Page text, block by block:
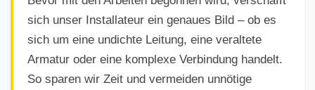
sich unser Installateur ein genaues Bild – ob es
sich um eine undichte Leitung, eine veraltete
Armatur oder eine komplexe Verbindung handelt.
So sparen wir Zeit und vermeiden unnötige